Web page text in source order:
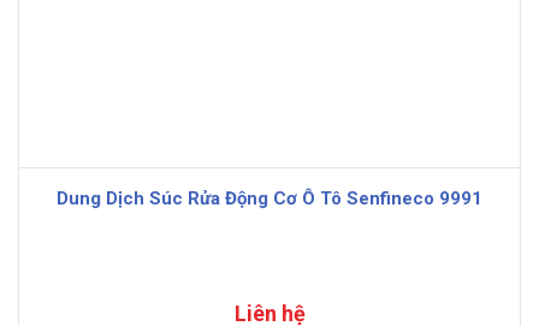
Dung Dịch Súc Rửa Động Cơ Ô Tô Senfineco 9991
Liên hệ